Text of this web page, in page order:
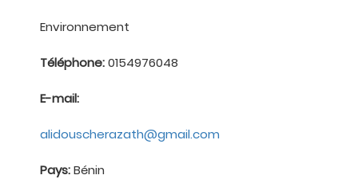
Environnement
Téléphone:0154976048
E-mail:
alidouscherazath@gmail.com
Pays:Bénin